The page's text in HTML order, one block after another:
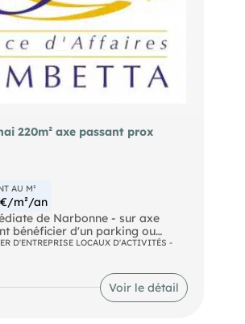
220m² axe passant prox
AU M²
m²/an
de Narbonne - sur axe
bénéficier d'un parking ou
- ancien chai avec pierres
: 170m² - loyer : 1
D'ENTREPRISE LOCAUX D'ACTIVITÉS -
Voir le détail